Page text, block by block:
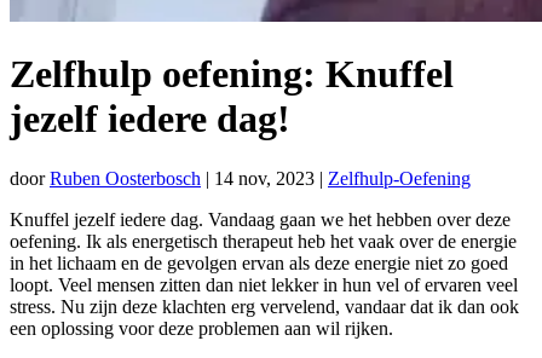
Zelfhulp oefening: Knuffel
jezelf iedere dag!
doorRuben Oosterbosch | 14 nov, 2023 | Zelfhulp-Oefening
Knuffel jezelf iedere dag. Vandaag gaan we het hebben over deze
oefening. Ik als energetisch therapeut heb het vaak over de energie
in het lichaam en de gevolgen ervan als deze energie niet zo goed
loopt. Veel mensen zitten dan niet lekker in hun vel of ervaren veel
stress. Nu zijn deze klachten erg vervelend, vandaar dat ik dan ook
een oplossing voor deze problemen aan wil rijken.